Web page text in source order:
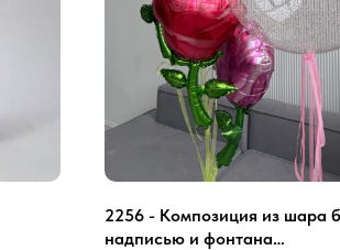
2256 - Композиция из шара
надписью и фонтана